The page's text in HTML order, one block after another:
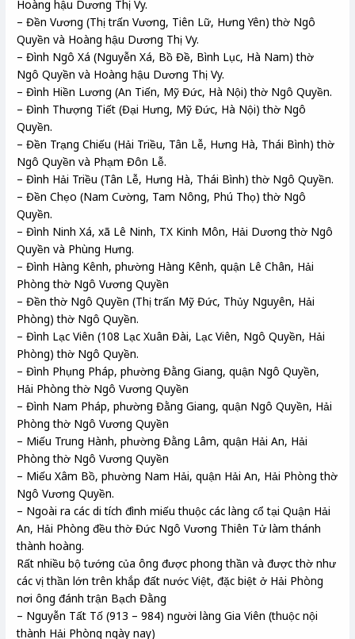
Hoàng hậu Dương Thị Vy.
– Đền Vương (Thị trấn Vương, Tiên Lữ, Hưng Yên) thờ Ngô
Quyền và Hoàng hậu Dương Thị Vy.
– Đình Ngô Xá (Nguyễn Xá, Bồ Đề, Bình Lục, Hà Nam) thờ
Ngô Quyền và Hoàng hậu Dương Thị Vy.
– Đình Hiền Lương (An Tiến, Mỹ Đức, Hà Nội) thờ Ngô Quyền.
– Đình Thượng Tiết (Đại Hưng, Mỹ Đức, Hà Nội) thờ Ngô
Quyền.
– Đền Trạng Chiếu (Hải Triều, Tân Lễ, Hưng Hà, Thái Bình) thờ
Ngô Quyền và Phạm Đôn Lễ.
– Đình Hải Triều (Tân Lễ, Hưng Hà, Thái Bình) thờ Ngô Quyền.
– Đền Chẹo (Nam Cường, Tam Nông, Phú Thọ) thờ Ngô
Quyền.
– Đình Ninh Xá, xã Lê Ninh, TX Kinh Môn, Hải Dương thờ Ngô
Quyền và Phùng Hưng.
– Đình Hàng Kênh, phường Hàng Kênh, quận Lê Chân, Hải
Phòng thờ Ngô Vương Quyền
– Đền thờ Ngô Quyền (Thị trấn Mỹ Đức, Thủy Nguyên, Hải
Phòng) thờ Ngô Quyền.
– Đình Lạc Viên (108 Lạc Xuân Đài, Lạc Viên, Ngô Quyền, Hải
Phòng) thờ Ngô Quyền.
– Đình Phụng Pháp, phường Đằng Giang, quận Ngô Quyền,
Hải Phòng thờ Ngô Vương Quyền
– Đình Nam Pháp, phường Đằng Giang, quận Ngô Quyền, Hải
Phòng thờ Ngô Vương Quyền
– Miếu Trung Hành, phường Đằng Lâm, quận Hải An, Hải
Phòng thờ Ngô Vương Quyền
– Miếu Xâm Bồ, phường Nam Hải, quận Hải An, Hải Phòng thờ
Ngô Vương Quyền.
– Ngoài ra các di tích đình miếu thuộc các làng cổ tại Quận Hải
An, Hải Phòng đều thờ Đức Ngô Vương Thiên Tử làm thánh
thành hoàng.
Rất nhiều bộ tướng của ông được phong thần và được thờ như
các vị thần lớn trên khắp đất nước Việt, đặc biệt ở Hải Phòng
nơi ông đánh trận Bạch Đằng
– Nguyễn Tất Tố (913 – 984) người làng Gia Viên (thuộc nội
thành Hải Phòng ngày nay)